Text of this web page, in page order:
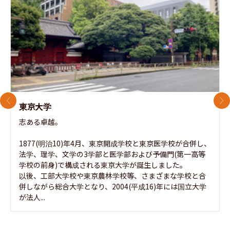
東京大学
志ある卓越。
1877(明治10)年4月、東京開成学校と東京医学校が合併し、
法学、理学、文学の3学部と医学部および予備門(第一高等
学校の前身)で構成される東京大学が誕生しました。
以後、工部大学校や東京農林学校等、さまざまな学校と合
併しながら総合大学となり、2004(平成16)年には国立大学
が法人...
前のスライド 次